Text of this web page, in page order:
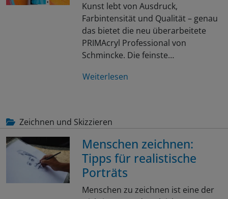
Kunst lebt von Ausdruck,
Farbintensität und Qualität – genau
das bietet die neu überarbeitete
PRIMAcryl Professional von
Schmincke. Die feinste…
Weiterlesen
Zeichnen und Skizzieren
Menschen zeichnen:
Tipps für realistische
Porträts
Menschen zu zeichnen ist eine der